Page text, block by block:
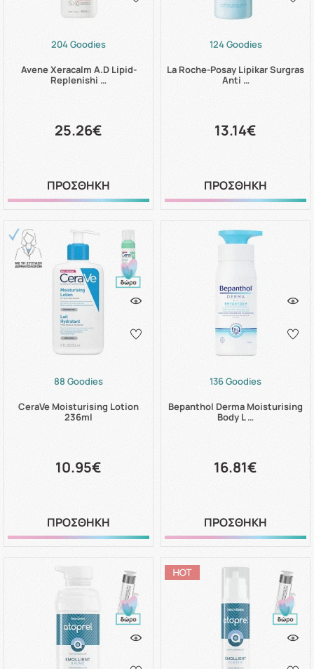
204 Goodies
Avene Xeracalm A.D Lipid-
Replenishi …
25.26€
ΠΡΟΣΘΗΚΗ
124 Goodies
La Roche-Posay Lipikar Surgras
Anti …
13.14€
ΠΡΟΣΘΗΚΗ
88 Goodies
CeraVe Moisturising Lotion
236ml
10.95€
ΠΡΟΣΘΗΚΗ
136 Goodies
Bepanthol Derma Moisturising
Body L …
16.81€
ΠΡΟΣΘΗΚΗ